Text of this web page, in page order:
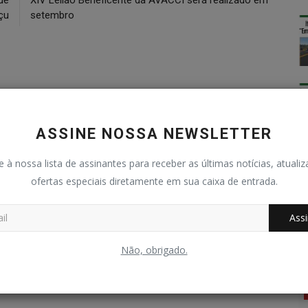
ASSINE NOSSA NEWSLETTER
à nossa lista de assinantes para receber as últimas notícias,
ofertas especiais diretamente em sua caixa de entrada.
Não, obrigado.
setembro
Bravo Triste Uau
Casamentos